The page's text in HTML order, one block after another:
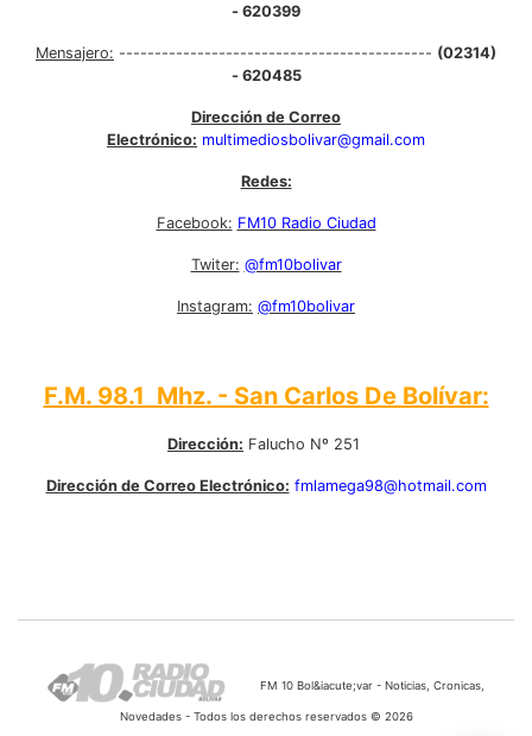
- 620399
Mensajero: -------------------------------------------- (02314)
- 620485
Dirección de Correo
Electrónico: multimediosbolivar@gmail.com
Redes:
Facebook: FM10 Radio Ciudad
Twiter: @fm10bolivar
Instagram: @fm10bolivar
F.M. 98.1 Mhz. - San Carlos De Bolívar:
Dirección: Falucho Nº 251
Dirección de Correo Electrónico: fmlamega98@hotmail.com
FM 10 Bol&iacute;var - Noticias, Cronicas,
Novedades - Todos los derechos reservados © 2026